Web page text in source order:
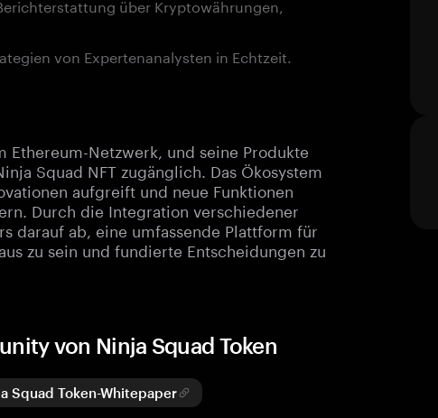
über Kryptowährungen,
von Expertenanalysten in Echtzeit.
Ethereum-Netzwerk, und seine Produkte
Squad NFT zugänglich. Das Ökosystem
aufgreift und neue Funktionen
Durch die Integration verschiedener
darauf ab, eine umfassende Plattform für
zu sein und fundierte Entscheidungen zu
von Ninja Squad Token
Squad Token-Whitepaper